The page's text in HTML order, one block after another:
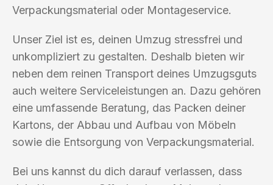
Verpackungsmaterial oder Montageservice.
Unser Ziel ist es, deinen Umzug stressfrei und
unkompliziert zu gestalten. Deshalb bieten wir
neben dem reinen Transport deines Umzugsguts
auch weitere Serviceleistungen an. Dazu gehören
eine umfassende Beratung, das Packen deiner
Kartons, der Abbau und Aufbau von Möbeln
sowie die Entsorgung von Verpackungsmaterial.
Bei uns kannst du dich darauf verlassen, dass